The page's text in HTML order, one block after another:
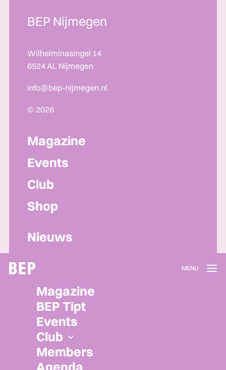
Magazine
BEP Tipt
Events
Club
Members
Agenda
BEP Nijmegen
Wilhelminasingel 14
6524 AL Nijmegen
info@bep-nijmegen.nl
© 2026
Magazine
Events
Club
Shop
Nieuws
Lidmaatschap
Herroepen
Privacy policy
Algemene voorwaarden